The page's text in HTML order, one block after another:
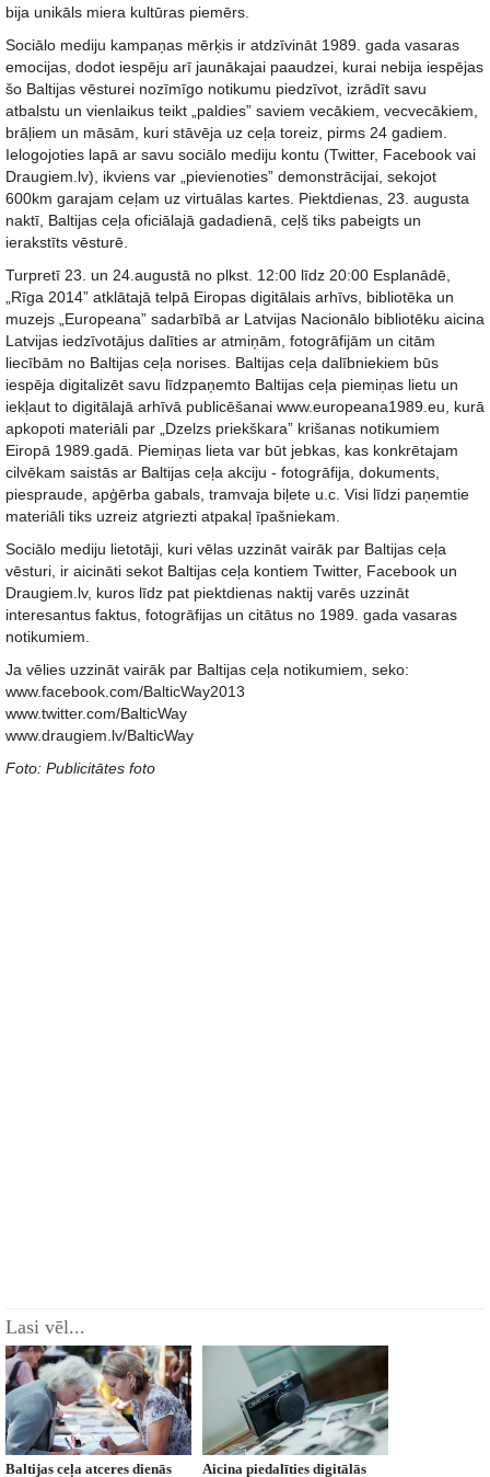
bija unikāls miera kultūras piemērs.
Sociālo mediju kampaņas mērķis ir atdzīvināt 1989. gada vasaras
emocijas, dodot iespēju arī jaunākajai paaudzei, kurai nebija iespējas
šo Baltijas vēsturei nozīmīgo notikumu piedzīvot, izrādīt savu
atbalstu un vienlaikus teikt „paldies” saviem vecākiem, vecvecākiem,
brāļiem un māsām, kuri stāvēja uz ceļa toreiz, pirms 24 gadiem.
Ielogojoties lapā ar savu sociālo mediju kontu (Twitter, Facebook vai
Draugiem.lv), ikviens var „pievienoties” demonstrācijai, sekojot
600km garajam ceļam uz virtuālas kartes. Piektdienas, 23. augusta
naktī, Baltijas ceļa oficiālajā gadadienā, ceļš tiks pabeigts un
ierakstīts vēsturē.
Turpretī 23. un 24.augustā no plkst. 12:00 līdz 20:00 Esplanādē,
„Rīga 2014” atklātajā telpā Eiropas digitālais arhīvs, bibliotēka un
muzejs „Europeana” sadarbībā ar Latvijas Nacionālo bibliotēku aicina
Latvijas iedzīvotājus dalīties ar atmiņām, fotogrāfijām un citām
liecībām no Baltijas ceļa norises. Baltijas ceļa dalībniekiem būs
iespēja digitalizēt savu līdzpaņemto Baltijas ceļa piemiņas lietu un
iekļaut to digitālajā arhīvā publicēšanai www.europeana1989.eu, kurā
apkopoti materiāli par „Dzelzs priekškara” krišanas notikumiem
Eiropā 1989.gadā. Piemiņas lieta var būt jebkas, kas konkrētajam
cilvēkam saistās ar Baltijas ceļa akciju - fotogrāfija, dokuments,
piespraude, apģērba gabals, tramvaja biļete u.c. Visi līdzi paņemtie
materiāli tiks uzreiz atgriezti atpakaļ īpašniekam.
Sociālo mediju lietotāji, kuri vēlas uzzināt vairāk par Baltijas ceļa
vēsturi, ir aicināti sekot Baltijas ceļa kontiem Twitter, Facebook un
Draugiem.lv, kuros līdz pat piektdienas naktij varēs uzzināt
interesantus faktus, fotogrāfijas un citātus no 1989. gada vasaras
notikumiem.
Ja vēlies uzzināt vairāk par Baltijas ceļa notikumiem, seko:
www.facebook.com/BalticWay2013
www.twitter.com/BalticWay
www.draugiem.lv/BalticWay
Foto: Publicitātes foto
Lasi vēl...
Baltijas ceļa atceres dienās Aicina piedalīties digitālās